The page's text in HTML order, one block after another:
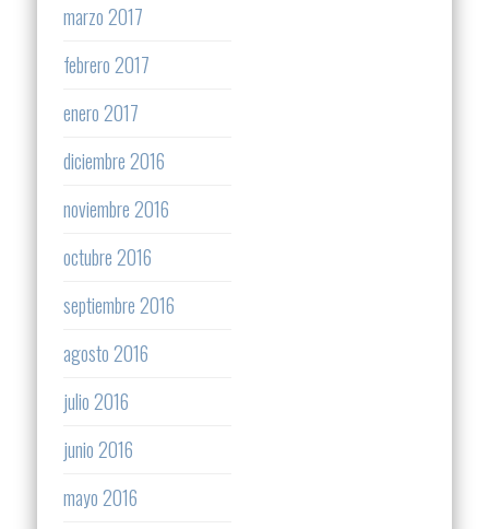
marzo 2017
febrero 2017
enero 2017
diciembre 2016
noviembre 2016
octubre 2016
septiembre 2016
agosto 2016
julio 2016
junio 2016
mayo 2016